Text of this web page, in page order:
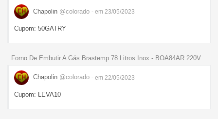
Chapolin @colorado - em 23/05/2023
Cupom: 50GATRY
Forno De Embutir A Gás Brastemp 78 Litros Inox - BOA84AR 220V
Chapolin @colorado - em 22/05/2023
Cupom: LEVA10